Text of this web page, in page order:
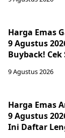
Harga Emas
9 Agustus
Buyback!
9 Agustus 2026
Harga Emas
9 Agustus
Ini Daftar